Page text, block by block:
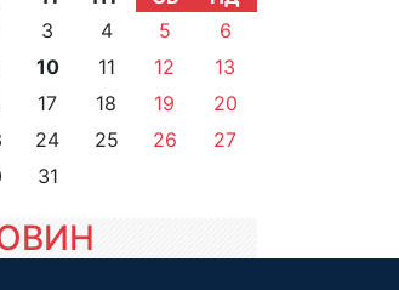
3 4 5
6
10 11 12
13
17 18 19
20
24 25 26
27
31